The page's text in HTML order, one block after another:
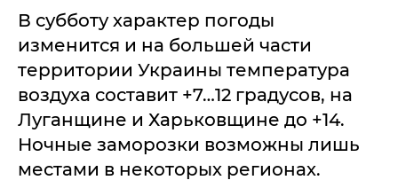
В субботу характер погоды
изменится и на большей части
территории Украины температура
воздуха составит +7…12 градусов, на
Луганщине и Харьковщине до +14.
Ночные заморозки возможны лишь
местами в некоторых регионах.